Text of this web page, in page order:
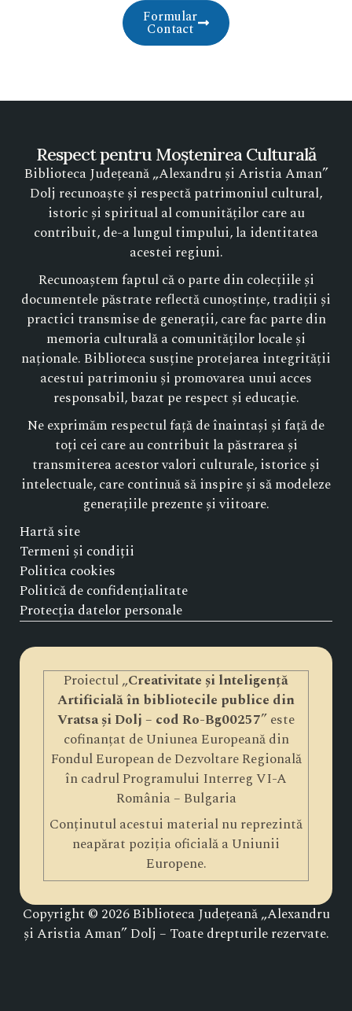
Formular
Contact
Respect pentru Moștenirea Culturală
Biblioteca Județeană „Alexandru și Aristia Aman”
Dolj recunoaște și respectă patrimoniul cultural,
istoric și spiritual al comunităților care au
contribuit, de-a lungul timpului, la identitatea
acestei regiuni.
Recunoaștem faptul că o parte din colecțiile și
documentele păstrate reflectă cunoștințe, tradiții și
practici transmise de generații, care fac parte din
memoria culturală a comunităților locale și
naționale. Biblioteca susține protejarea integrității
acestui patrimoniu și promovarea unui acces
responsabil, bazat pe respect și educație.
Ne exprimăm respectul față de înaintași și față de
toți cei care au contribuit la păstrarea și
transmiterea acestor valori culturale, istorice și
intelectuale, care continuă să inspire și să modeleze
generațiile prezente și viitoare.
Hartă site
Termeni și condiții
Politica cookies
Politică de confidențialitate
Protecția datelor personale
Proiectul „Creativitate și lnteligență
Artificială în bibliotecile publice din
Vratsa și Dolj – cod Ro-Bg00257” este
cofinanțat de Uniunea Europeană din
Fondul European de Dezvoltare Regională
în cadrul Programului Interreg VI-A
România – Bulgaria
Conținutul acestui material nu reprezintă
neapărat poziția oficială a Uniunii
Europene.
Copyright © 2026 Biblioteca Județeană „Alexandru
și Aristia Aman” Dolj – Toate drepturile rezervate.